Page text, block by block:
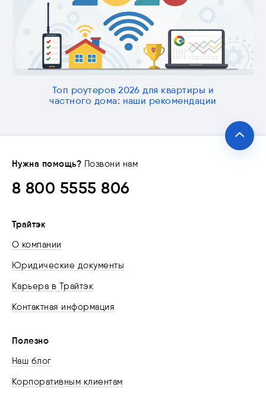
Топ роутеров 2026 для квартиры и
частного дома: наши рекомендации
Нужна помощь? Позвони нам
8 800 5555 806
Трайтэк
О компании
Юридические документы
Карьера в Трайтэк
Контактная информация
Полезно
Наш блог
Корпоративным клиентам